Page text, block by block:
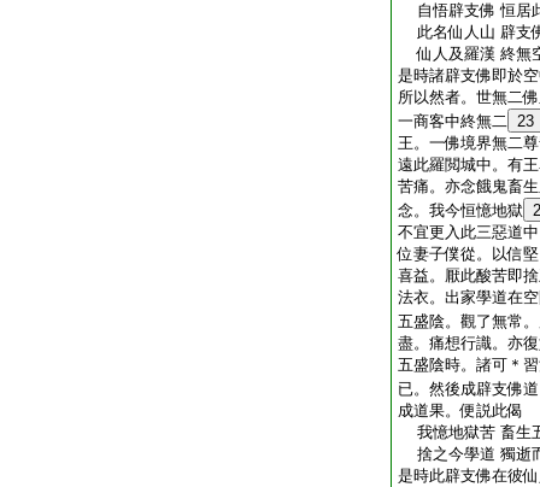
自悟辟支佛 恒居
此名仙人山 辟支
仙人及羅漢 終無
是時諸辟支佛即於
所以然者。世無二
一商客中終無二 23
王。一佛境界無二
遠此羅閲城中。有
苦痛。亦念餓鬼畜
念。我今恒憶地獄
不宜更入此三惡道
位妻子僕從。以信
喜益。厭此酸苦即
法衣。出家學道在
五盛陰。觀了無常
盡。痛想行識。亦
五盛陰時。諸可＊
已。然後成辟支佛
成道果。便説此偈
我憶地獄苦 畜生
捨之今學道 獨逝
是時此辟支佛在彼